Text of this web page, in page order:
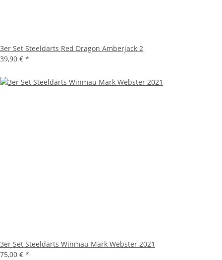
3er Set Steeldarts Red Dragon Amberjack 2
39,90 € *
3er Set Steeldarts Winmau Mark Webster 2021
75,00 € *